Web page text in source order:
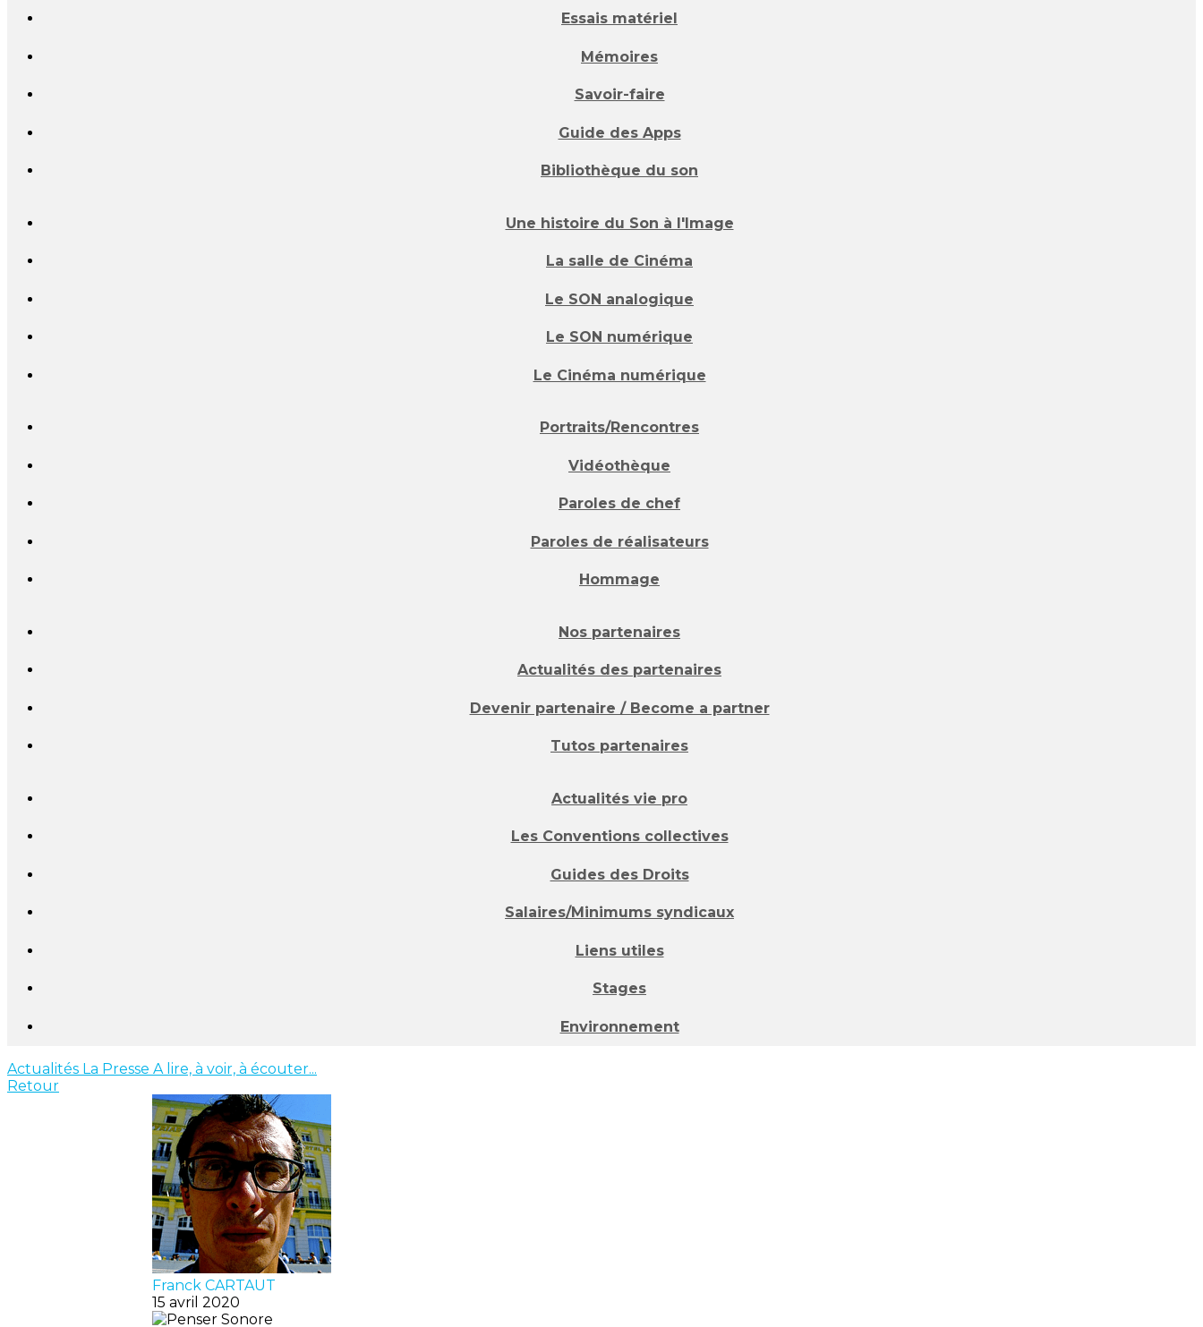
Essais matériel
Mémoires
Savoir-faire
Guide des Apps
Bibliothèque du son
Une histoire du Son à l'Image
La salle de Cinéma
Le SON analogique
Le SON numérique
Le Cinéma numérique
Portraits/Rencontres
Vidéothèque
Paroles de chef
Paroles de réalisateurs
Hommage
Nos partenaires
Actualités des partenaires
Devenir partenaire / Become a partner
Tutos partenaires
Actualités vie pro
Les Conventions collectives
Guides des Droits
Salaires/Minimums syndicaux
Liens utiles
Stages
Environnement
Actualités La Presse A lire, à voir, à écouter...
Retour
Franck CARTAUT
15 avril 2020